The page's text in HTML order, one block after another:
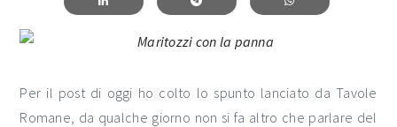
Per il post di oggi ho colto lo spunto lanciato da Tavole
Romane, da qualche giorno non si fa altro che parlare del